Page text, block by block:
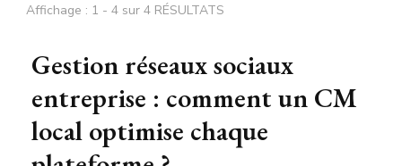
Affichage : 1 - 4 sur 4 RÉSULTATS
Gestion réseaux sociaux
entreprise : comment un CM
local optimise chaque